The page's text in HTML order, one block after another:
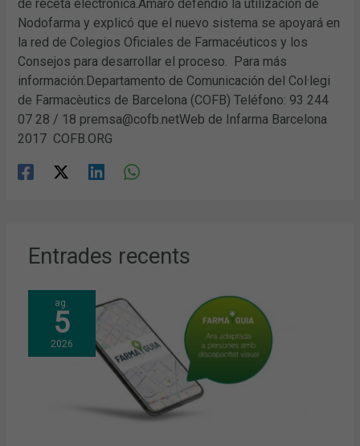
de receta electrónica.Amaro defendió la utilización de
Nodofarma y explicó que el nuevo sistema se apoyará en
la red de Colegios Oficiales de Farmacéuticos y los
Consejos para desarrollar el proceso. Para más
información:Departamento de Comunicación del Col·legi
de Farmacèutics de Barcelona (COFB) Teléfono: 93 244
07 28 / 18 premsa@cofb.netWeb de Infarma Barcelona
2017 COFB.ORG
Entrades recents
ag.
5
2026